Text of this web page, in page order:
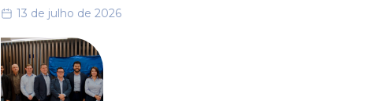
13 de julho de 2026